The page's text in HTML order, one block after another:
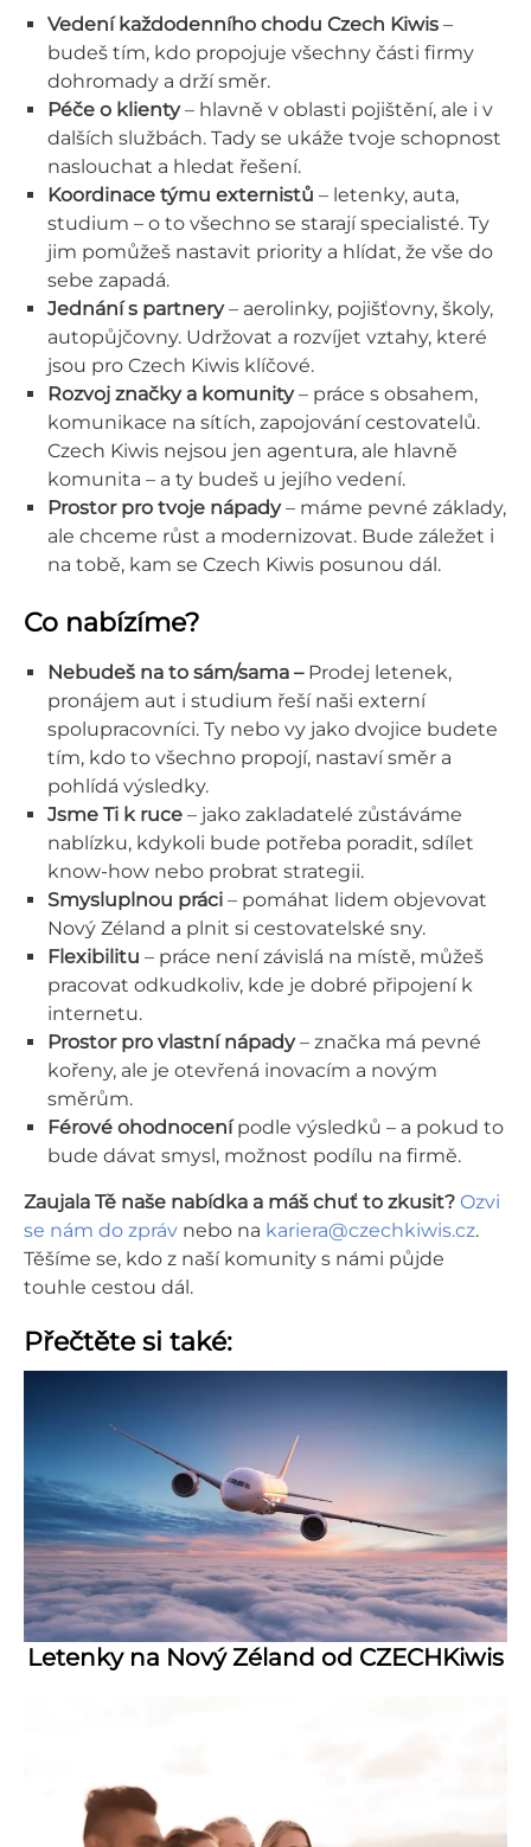
Vedení každodenního chodu Czech Kiwis –
budeš tím, kdo propojuje všechny části firmy
dohromady a drží směr.
Péče o klienty– hlavně v oblasti pojištění, ale i v
dalších službách. Tady se ukáže tvoje schopnost
naslouchat a hledat řešení.
Koordinace týmu externistů – letenky, auta,
studium – o to všechno se starají specialisté. Ty
jim pomůžeš nastavit priority a hlídat, že vše do
sebe zapadá.
Jednání s partnery– aerolinky, pojišťovny, školy,
autopůjčovny. Udržovat a rozvíjet vztahy, které
jsou pro Czech Kiwis klíčové.
Rozvoj značky a komunity– práce s obsahem,
komunikace na sítích, zapojování cestovatelů.
Czech Kiwis nejsou jen agentura, ale hlavně
komunita – a ty budeš u jejího vedení.
Prostor pro tvoje nápady– máme pevné základy,
ale chceme růst a modernizovat. Bude záležet i
na tobě, kam se Czech Kiwis posunou dál.
Co nabízíme?
Nebudeš na to sám/sama –Prodej letenek,
pronájem aut i studium řeší naši externí
spolupracovníci. Ty nebo vy jako dvojice budete
tím, kdo to všechno propojí, nastaví směr a
pohlídá výsledky.
Jsme Ti k ruce – jako zakladatelé zůstáváme
nablízku, kdykoli bude potřeba poradit, sdílet
know-how nebo probrat strategii.
Smysluplnou práci – pomáhat lidem objevovat
Nový Zéland a plnit si cestovatelské sny.
Flexibilitu – práce není závislá na místě, můžeš
pracovat odkudkoliv, kde je dobré připojení k
internetu.
Prostor pro vlastní nápady– značka má pevné
kořeny, ale je otevřená inovacím a novým
směrům.
Férové ohodnocenípodle výsledků – a pokud to
bude dávat smysl, možnost podílu na firmě.
Zaujala Tě naše nabídka a máš chuť to zkusit? Ozvi
se nám do zpráv nebo na kariera@czechkiwis.cz.
Těšíme se, kdo z naší komunity s námi půjde
touhle cestou dál.
Přečtěte si také:
Letenky na Nový Zéland od CZECHKiwis